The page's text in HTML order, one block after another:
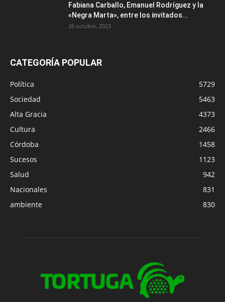
Fabiana Carballo, Emanuel Rodríguez y la
«Negra Marta», entre los invitados...
26 octubre, 2023
CATEGORÍA POPULAR
Política
5729
Sociedad
5463
Alta Gracia
4373
Cultura
2466
Córdoba
1458
Sucesos
1123
Salud
942
Nacionales
831
ambiente
830